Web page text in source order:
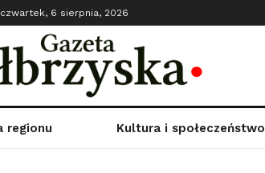
czwartek, 6 sierpnia, 2026
regionu Kultura i społeczeństwo